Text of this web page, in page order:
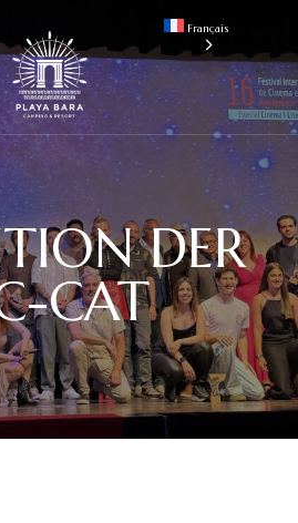
Français
DER
CAT